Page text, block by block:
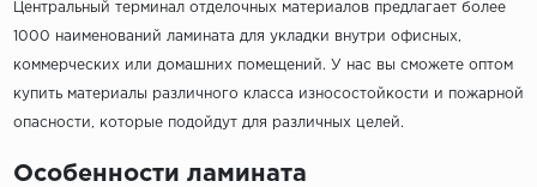
Центральный терминал отделочных материалов предлагает более
1000 наименований ламината для укладки внутри офисных,
коммерческих или домашних помещений. У нас вы сможете оптом
купить материалы различного класса износостойкости и пожарной
опасности, которые подойдут для различных целей.
Особенности ламината